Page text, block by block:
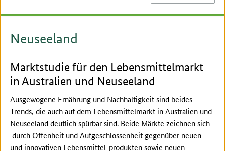
Neuseeland
Marktstudie für den Lebensmittelmarkt
in Australien und Neuseeland
Ausgewogene Ernährung und Nachhaltigkeit sind beides
Trends, die auch auf dem Lebensmittelmarkt in Australien und
Neuseeland deutlich spürbar sind. Beide Märkte zeichnen sich
durch Offenheit und Aufgeschlossenheit gegenüber neuen
und innovativen Lebensmittel-produkten sowie neuen